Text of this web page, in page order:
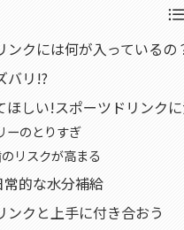
ンクには何が入っているの
バリ!?
ほしい!スポーツドリンク
ーのとりすぎ
リスクが高まる
的な水分補給
ンクと上手に付き合おう